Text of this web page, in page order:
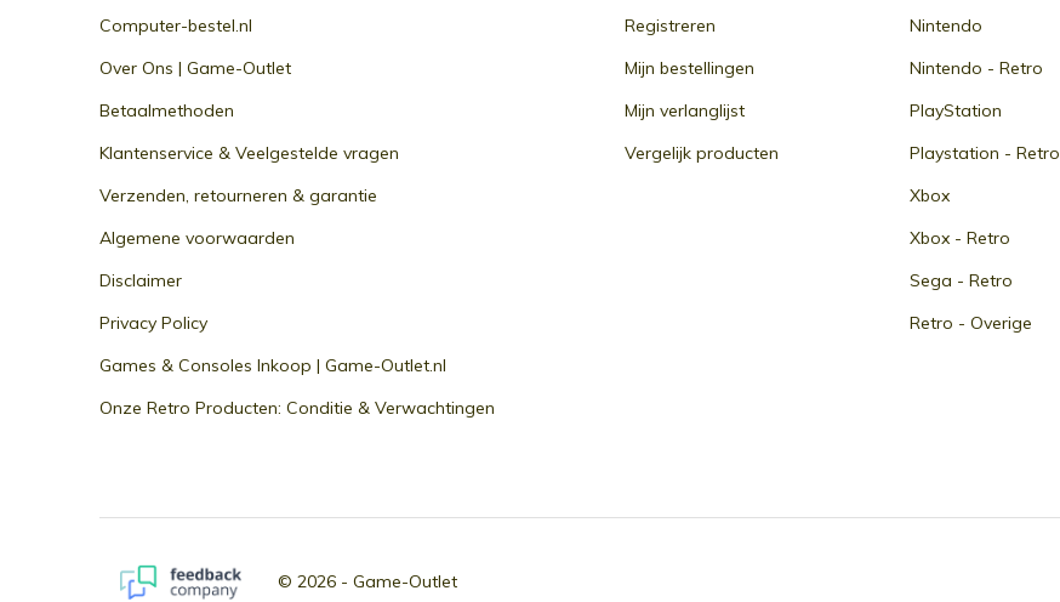
Computer-bestel.nl
Over Ons | Game-Outlet
Betaalmethoden
Klantenservice & Veelgestelde vragen
Verzenden, retourneren & garantie
Algemene voorwaarden
Disclaimer
Privacy Policy
Games & Consoles Inkoop | Game-Outlet.nl
Onze Retro Producten: Conditie & Verwachtingen
Registreren
Mijn bestellingen
Mijn verlanglijst
Vergelijk producten
Nintendo
Nintendo - Retro
PlayStation
Playstation - Retro
Xbox
Xbox - Retro
Sega - Retro
Retro - Overige
© 2026 - Game-Outlet